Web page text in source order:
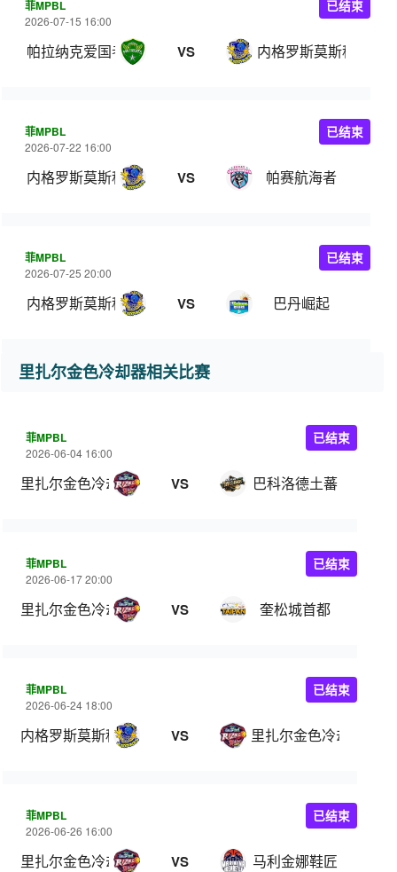
菲MPBL
2026-07-15 16:00
帕拉纳克爱国者 VS 内格罗斯莫斯科瓦多
已结束
菲MPBL
2026-07-22 16:00
内格罗斯莫斯科瓦多斯 VS 帕赛航海者
已结束
菲MPBL
2026-07-25 20:00
内格罗斯莫斯科瓦多斯 VS 巴丹崛起
已结束
里扎尔金色冷却器相关比赛
菲MPBL
2026-06-04 16:00
里扎尔金色冷却器 VS 巴科洛德土蕃
已结束
菲MPBL
2026-06-17 20:00
里扎尔金色冷却器 VS 奎松城首都
已结束
菲MPBL
2026-06-24 18:00
内格罗斯莫斯科瓦多斯 VS 里扎尔金色冷却器
已结束
菲MPBL
2026-06-26 16:00
里扎尔金色冷却器 VS 马利金娜鞋匠
已结束